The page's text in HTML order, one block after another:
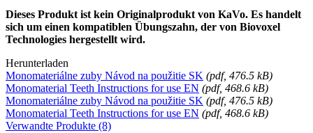
Dieses Produkt ist kein Originalprodukt von KaVo. Es handelt
sich um einen kompatiblen Übungszahn, der von Biovoxel
Technologies hergestellt wird.
Herunterladen
Monomateriálne zuby Návod na použitie SK (pdf, 476.5 kB)
Monomaterial Teeth Instructions for use EN (pdf, 468.6 kB)
Monomateriálne zuby Návod na použitie SK (pdf, 476.5 kB)
Monomaterial Teeth Instructions for use EN (pdf, 468.6 kB)
Verwandte Produkte (8)